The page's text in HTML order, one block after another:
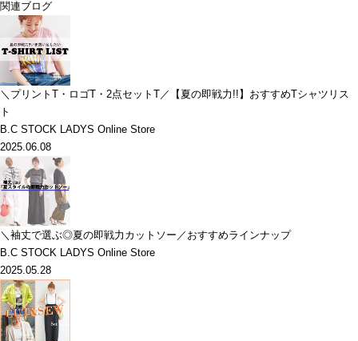
関連ブログ
＼プリントT・ロゴT・2点セットT／【夏の即戦力!!】おすすめTシャツリス
ト
B.C STOCK LADYS Online Store
2025.06.08
＼袖丈で選ぶ◎夏の即戦力カットソー／おすすめラインナップ
B.C STOCK LADYS Online Store
2025.05.28